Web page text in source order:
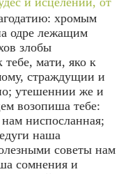
хромым
одре лежащим
злобы
мати, яко к
страждущии и
утешеннии же и
возопиша тебе:
ниспосланная;
наша
советы нам
сомнения и